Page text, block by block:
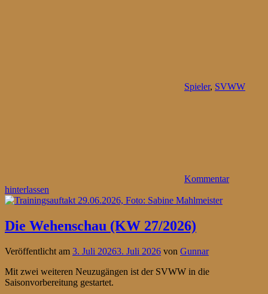
Spieler, SVWW
Kommentar
hinterlassen
Die Wehenschau (KW 27/2026)
Veröffentlicht am 3. Juli 20263. Juli 2026 von Gunnar
Mit zwei weiteren Neuzugängen ist der SVWW in die
Saisonvorbereitung gestartet.